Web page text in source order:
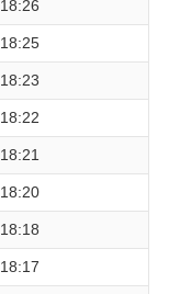
18:26
18:25
18:23
18:22
18:21
18:20
18:18
18:17